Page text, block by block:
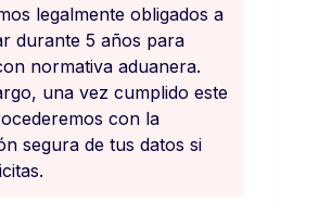
legalmente obligados a
durante 5 años para
normativa aduanera.
una vez cumplido este
con la
segura de tus datos si